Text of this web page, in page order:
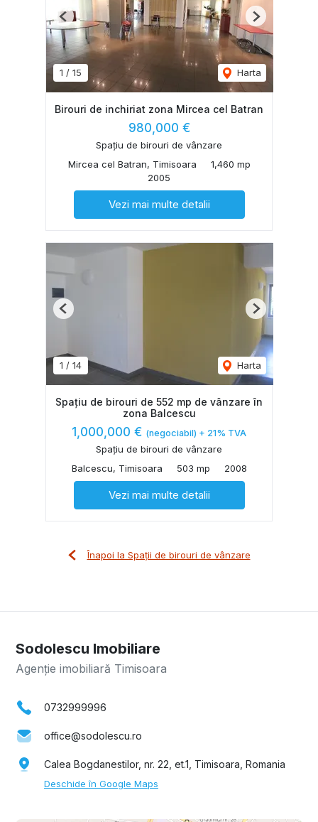
1 / 15 Harta
Previous Next
Birouri de inchiriat zona Mircea cel Batran
980,000 €
Spațiu de birouri de vânzare
Mircea cel Batran, Timisoara
1,460 mp
2005
Vezi mai multe detalii
1 / 14 Harta
Previous Next
Spațiu de birouri de 552 mp de vânzare în
zona Balcescu
1,000,000 € (negociabil) + 21% TVA
Spațiu de birouri de vânzare
Balcescu, Timisoara
503 mp 2008
Vezi mai multe detalii
Înapoi la Spații de birouri de vânzare
Sodolescu Imobiliare
Agenție imobiliară Timisoara
0732999996
office@sodolescu.ro
Calea Bogdanestilor, nr. 22, et.1, Timisoara, Romania
Deschide în Google Maps